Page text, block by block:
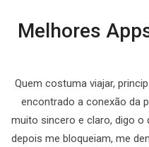
Melhores
Quem costuma viajar,
encontrado a conexão da
muito sincero e claro, digo o
depois me bloqueiam, me